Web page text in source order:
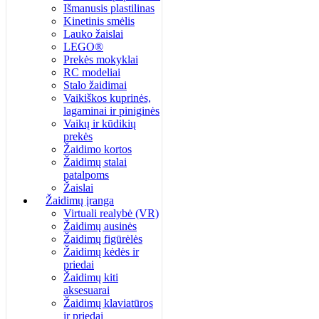
Išmanusis plastilinas
Kinetinis smėlis
Lauko žaislai
LEGO®
Prekės mokyklai
RC modeliai
Stalo žaidimai
Vaikiškos kuprinės,
lagaminai ir piniginės
Vaikų ir kūdikių
prekės
Žaidimo kortos
Žaidimų stalai
patalpoms
Žaislai
Žaidimų įranga
Virtuali realybė (VR)
Žaidimų ausinės
Žaidimų figūrėlės
Žaidimų kėdės ir
priedai
Žaidimų kiti
aksesuarai
Žaidimų klaviatūros
ir priedai